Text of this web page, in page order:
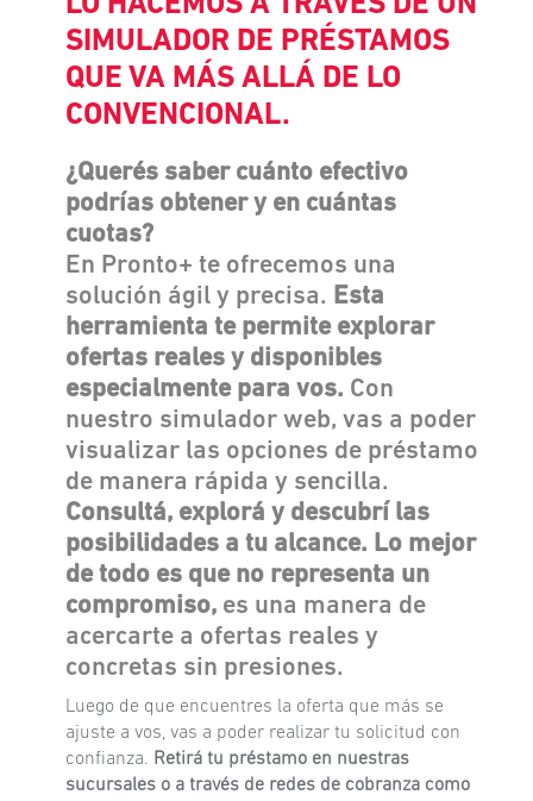
SIMULADOR DE PRÉSTAMOS
QUE VA MÁS ALLÁ DE LO
CONVENCIONAL.
¿Querés saber cuánto efectivo
podrías obtener y en cuántas
cuotas?
En Pronto+ te ofrecemos una
solución ágil y precisa. Esta
herramienta te permite explorar
ofertas reales y disponibles
especialmente para vos. Con
nuestro simulador web, vas a poder
visualizar las opciones de préstamo
de manera rápida y sencilla.
Consultá, explorá y descubrí las
posibilidades a tu alcance. Lo mejor
de todo es que no representa un
compromiso, es una manera de
acercarte a ofertas reales y
concretas sin presiones.
Luego de que encuentres la oferta que más se
ajuste a vos, vas a poder realizar tu solicitud con
confianza. Retirá tu préstamo en nuestras
sucursales o a través de redes de cobranza como